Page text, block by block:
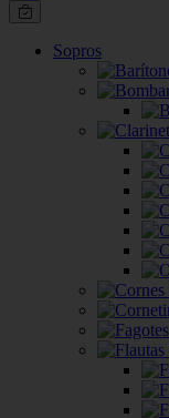
Sopros